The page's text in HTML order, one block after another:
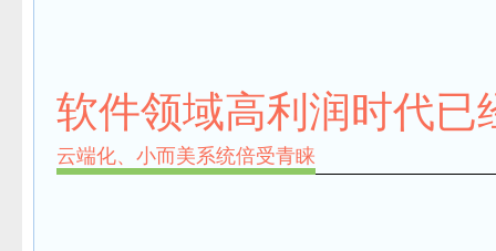
软件领域高利润时代已
云端化、小而美系统倍受青睐